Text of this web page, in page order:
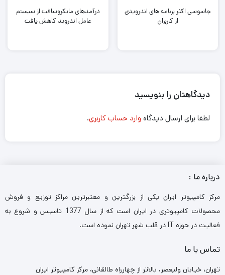
جاسوسی اکثر برنامه های اندرویدی
از کاربران
درآمدهای مایکروسافت از سیستم
عامل اندروید کاهش یافت
دیدگاهتان را بنویسید
لطفا برای ارسال دیدگاهوارد حساب کاربری.
درباره ما :
مرکز کامپیوتر ایران یکی از بزرگترین و معتبرترین مراکز توزیع و فروش
محصولات کامپیوتری در ایران است که از سال 1377 تاسیس و شروع به
فعالیت در حوزه IT در قلب شهر تهران نموده است.
تماس با ما
تهران، خیابان ولیعصر، بالاتر از چهارراه طالقانی، مرکز کامپیوتر ایران